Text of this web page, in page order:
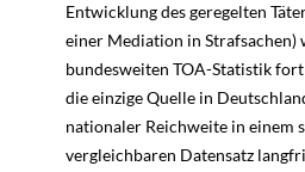
Entwicklung des geregelten
einer Mediation in
bundesweiten TOA-Statistik
die einzige Quelle in
nationaler Reichweite in einem
vergleichbaren Datensatz